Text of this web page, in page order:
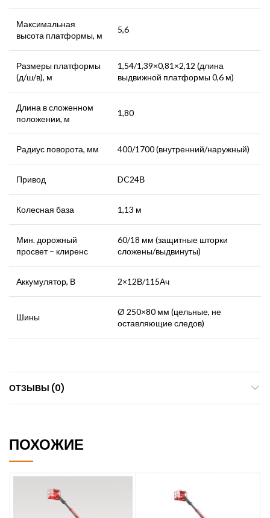
Максимальная
высота платформы, м
5,6
Размеры платформы
(д/ш/в), м
1,54/1,39×0,81×2,12 (длина
выдвижной платформы 0,6 м)
Длина в сложенном
положении, м
1,80
Радиус поворота, мм 400/1700 (внутренний/наружный)
Привод DC24В
Колесная база 1,13 м
Мин. дорожный
просвет – клиренс
60/18 мм (защитные шторки
сложены/выдвинуты)
Аккумулятор, В 2×12В/115Ач
Шины
Ø 250×80 мм (цельные, не
оставляющие следов)
ОТЗЫВЫ (0)
ПОХОЖИЕ